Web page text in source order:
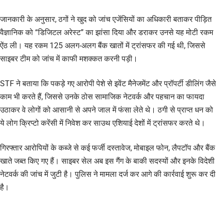
जानकारी के अनुसार, ठगों ने खुद को जांच एजेंसियों का अधिकारी बताकर पीड़ित
वैज्ञानिक को “डिजिटल अरेस्ट” का झांसा दिया और डराकर उनसे यह मोटी रकम
ऐंठ ली। यह रकम 125 अलग-अलग बैंक खातों में ट्रांसफर की गई थी, जिससे
साइबर टीम को जांच में काफी मशक्कत करनी पड़ी।
STF ने बताया कि पकड़े गए आरोपी पेशे से इवेंट मैनेजमेंट और प्रॉपर्टी डीलिंग जैसे
काम भी करते हैं, जिससे उनके ठोस सामाजिक नेटवर्क और पहचान का फायदा
उठाकर वे लोगों को आसानी से अपने जाल में फंसा लेते थे। ठगी से प्राप्त धन को
ये लोग क्रिप्टो करेंसी में निवेश कर साउथ एशियाई देशों में ट्रांसफर करते थे।
गिरफ्तार आरोपियों के कब्जे से कई फर्जी दस्तावेज, मोबाइल फोन, लैपटॉप और बैंक
खाते जब्त किए गए हैं। साइबर सेल अब इस गैंग के बाकी सदस्यों और इनके विदेशी
नेटवर्क की जांच में जुटी है। पुलिस ने मामला दर्ज कर आगे की कार्रवाई शुरू कर दी
है।